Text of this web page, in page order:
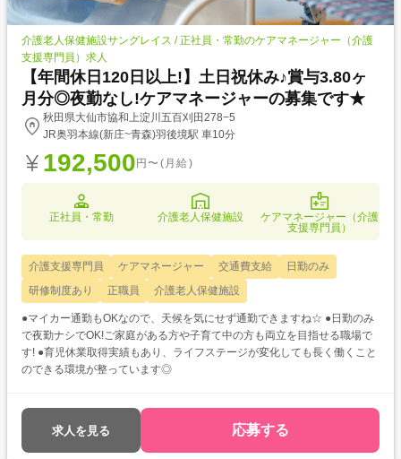
介護老人保健施設サングレイス / 正社員・常勤のケアマネージャー（介護
支援専門員）求人
【年間休日120日以上!】土日祝休み♪賞与3.80ヶ
月分◎夜勤なし!ケアマネージャーの募集です★
秋田県大仙市協和上淀川五百刈田278−5
JR奥羽本線(新庄~青森)羽後境駅 車10分
192,500 円〜(月給)
正社員・常勤 介護老人保健施設
ケアマネージャー（介護
支援専門員）
介護支援専門員 ケアマネージャー 交通費支給
日勤のみ
研修制度あり
正職員 介護老人保健施設
●マイカー通勤もOKなので、天候を気にせず通勤できますね☆ ●日勤のみ
で夜勤ナシでOK!ご家庭がある方や子育て中の方も両立を目指せる職場で
す! ●育児休業取得実績もあり、ライフステージが変化しても長く働くこと
のできる環境が整っています◎
求人を見る 応募する